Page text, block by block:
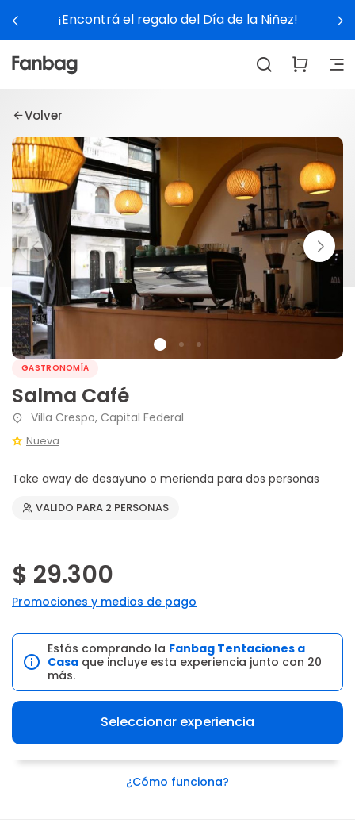
¡Encontrá el regalo del Día de la Niñez!
Volver
GASTRONOMÍA
Salma Café
Villa Crespo, Capital Federal
Nueva
Take away de desayuno o merienda para dos personas
VALIDO PARA 2 PERSONAS
$ 29.300
Promociones y medios de pago
Estás comprando la Fanbag Tentaciones a
Casa que incluye esta experiencia junto con 20
más.
Seleccionar experiencia
¿Cómo funciona?